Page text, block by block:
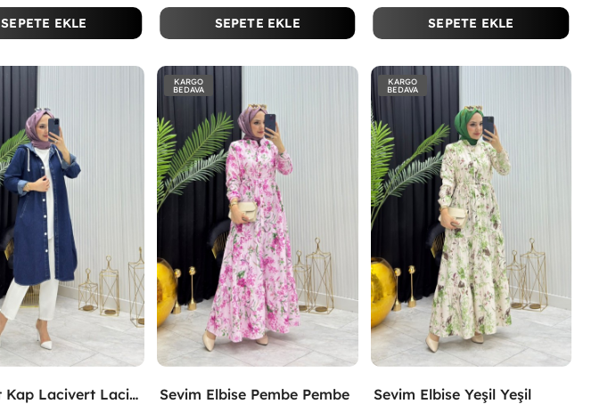
SEPETE EKLE SEPETE EKLE SEPETE EKLE
Filiz Kot Kap Lacivert Lacivert
KARGO
BEDAVA
Sevim Elbise Pembe Pembe
KARGO
BEDAVA
Sevim Elbise Yeşil Yeşil